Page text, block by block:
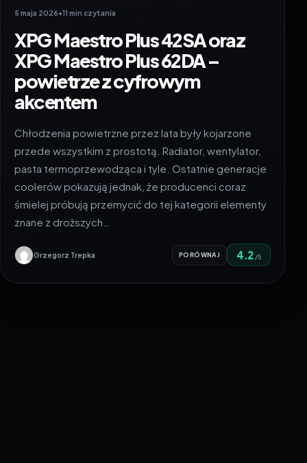
5 maja 2026•11 min czytania
XPG Maestro Plus 42SA oraz
XPG Maestro Plus 62DA –
powietrze z cyfrowym
akcentem
Chłodzenia powietrzne przez lata były kojarzone
przede wszystkim z prostotą. Radiator, wentylator,
pasta termoprzewodząca i tyle. Ostatnie generacje
coolerów pokazują jednak, że producenci coraz
śmielej próbują przemycić do tej kategorii elementy
znane z droższych…
Grzegorz Trepka PORÓWNAJ 4.2 /5